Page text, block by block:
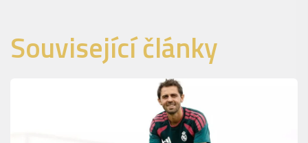
Související články